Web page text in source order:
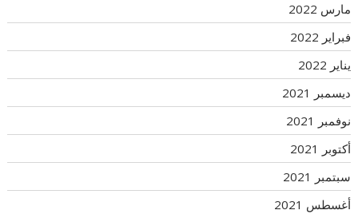
مارس 2022
فبراير 2022
يناير 2022
ديسمبر 2021
نوفمبر 2021
أكتوبر 2021
سبتمبر 2021
أغسطس 2021